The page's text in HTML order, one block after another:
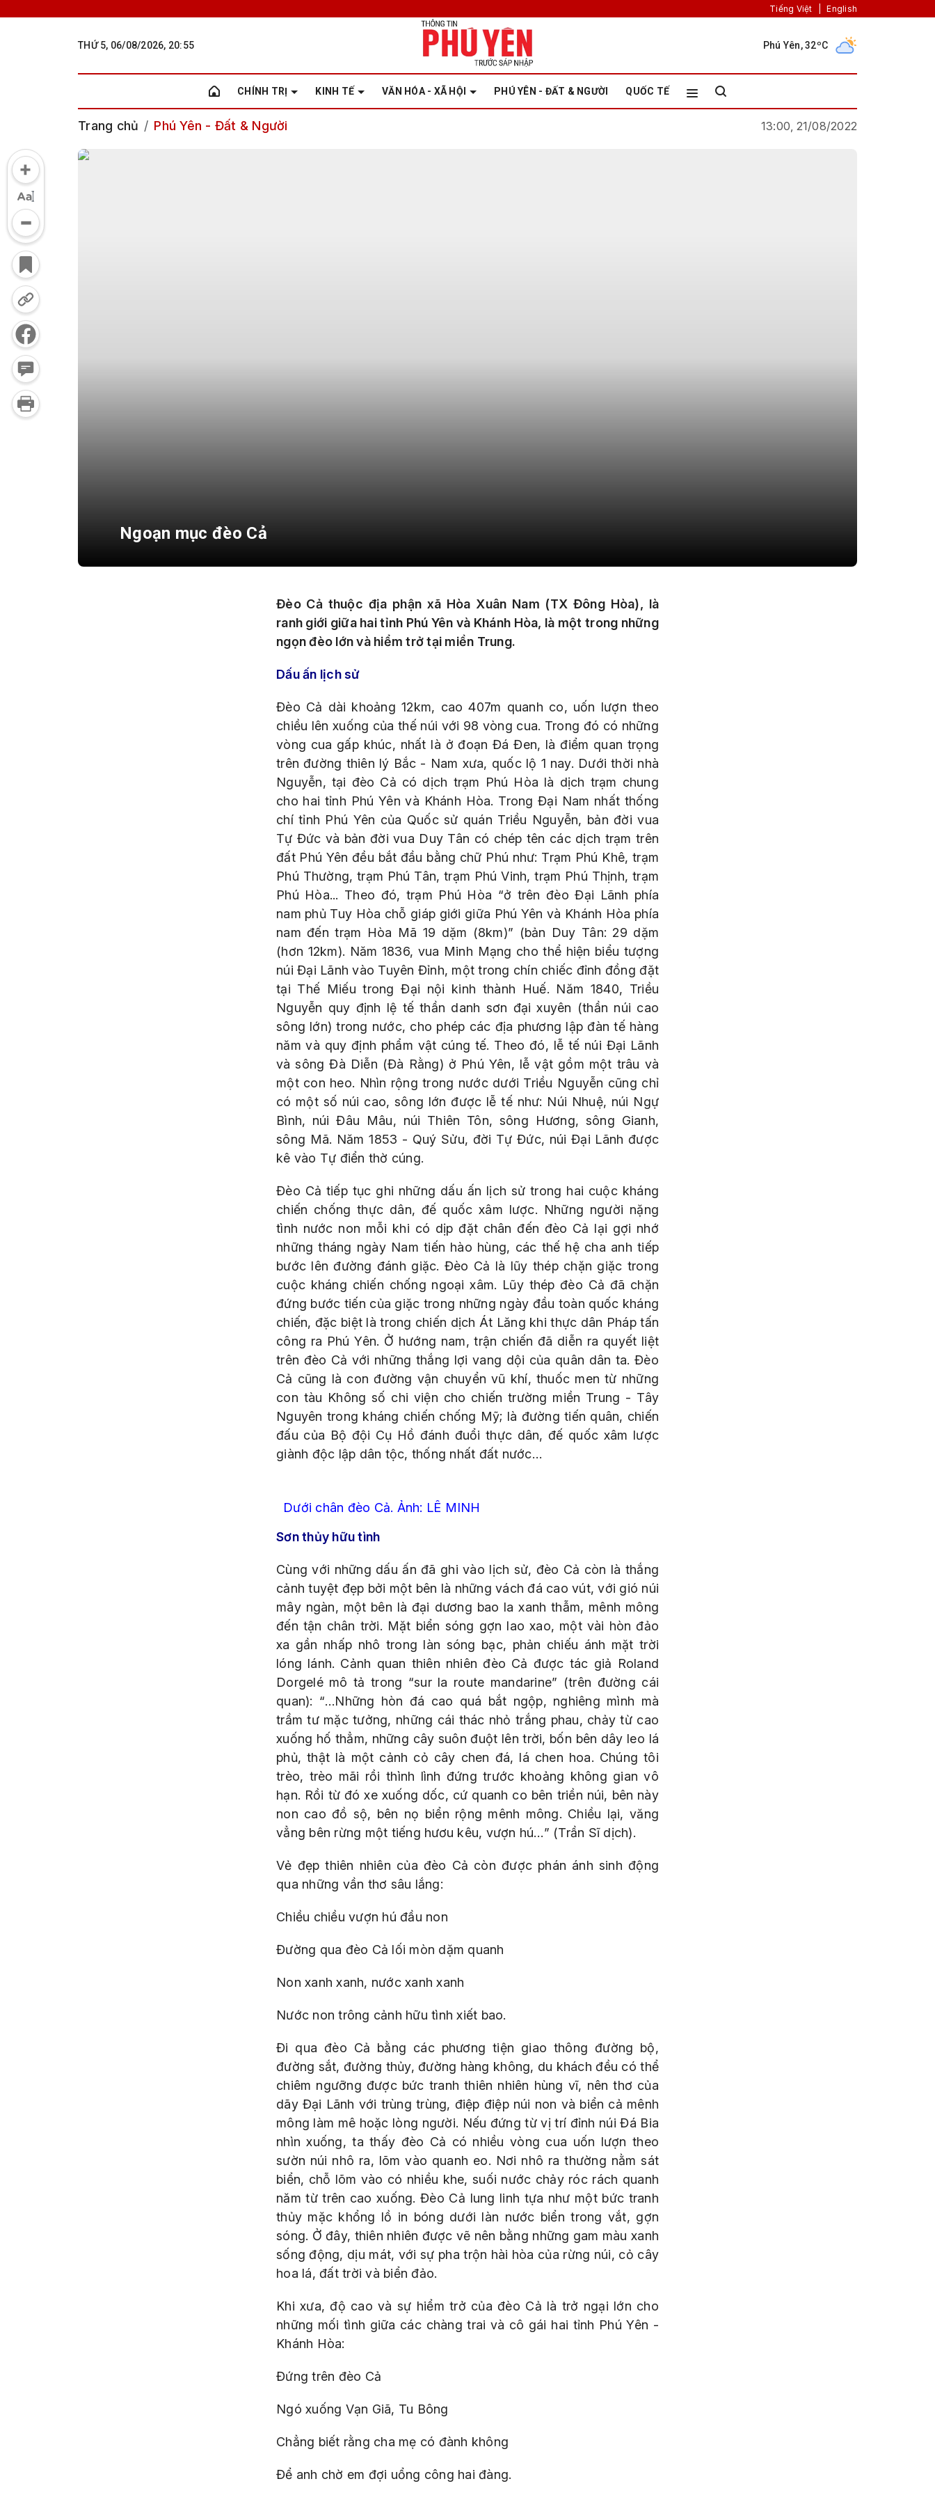
Tiếng Việt English
THỨ 5, 06/08/2026, 20:55 Phú Yên, 32ºC
CHÍNH TRỊ KINH TẾ VĂN HÓA - XÃ HỘI PHÚ YÊN - ĐẤT & NGƯỜI QUỐC TẾ
Trang chủ Phú Yên - Đất & Người 13:00, 21/08/2022
Ngoạn mục đèo Cả
Đèo Cả thuộc địa phận xã Hòa Xuân Nam (TX Đông Hòa), là
ranh giới giữa hai tỉnh Phú Yên và Khánh Hòa, là một trong những
ngọn đèo lớn và hiểm trở tại miền Trung.
Dấu ấn lịch sử
Đèo Cả dài khoảng 12km, cao 407m quanh co, uốn lượn theo
chiều lên xuống của thế núi với 98 vòng cua. Trong đó có những
vòng cua gấp khúc, nhất là ở đoạn Đá Đen, là điểm quan trọng
trên đường thiên lý Bắc - Nam xưa, quốc lộ 1 nay. Dưới thời nhà
Nguyễn, tại đèo Cả có dịch trạm Phú Hòa là dịch trạm chung
cho hai tỉnh Phú Yên và Khánh Hòa. TrongĐại Nam nhất thống
chítỉnh Phú Yên của Quốc sử quán Triều Nguyễn, bản đời vua
Tự Đức và bản đời vua Duy Tân có chép tên các dịch trạm trên
đất Phú Yên đều bắt đầu bằng chữ Phú như: Trạm Phú Khê, trạm
Phú Thường, trạm Phú Tân, trạm Phú Vinh, trạm Phú Thịnh, trạm
Phú Hòa... Theo đó, trạm Phú Hòa “ở trên đèo Đại Lãnh phía
nam phủ Tuy Hòa chỗ giáp giới giữa Phú Yên và Khánh Hòa phía
nam đến trạm Hòa Mã 19 dặm (8km)” (bản Duy Tân: 29 dặm
(hơn 12km). Năm 1836, vua Minh Mạng cho thể hiện biểu tượng
núi Đại Lãnh vào Tuyên Đỉnh, một trong chín chiếc đỉnh đồng đặt
tại Thế Miếu trong Đại nội kinh thành Huế. Năm 1840, Triều
Nguyễn quy định lệ tế thần danh sơn đại xuyên (thần núi cao
sông lớn) trong nước, cho phép các địa phương lập đàn tế hàng
năm và quy định phẩm vật cúng tế. Theo đó, lễ tế núi Đại Lãnh
và sông Đà Diễn (Đà Rằng) ở Phú Yên, lễ vật gồm một trâu và
một con heo. Nhìn rộng trong nước dưới Triều Nguyễn cũng chỉ
có một số núi cao, sông lớn được lễ tế như: Núi Nhuệ, núi Ngự
Bình, núi Đâu Mâu, núi Thiên Tôn, sông Hương, sông Gianh,
sông Mã. Năm 1853 - Quý Sửu, đời Tự Đức, núi Đại Lãnh được
kê vào Tự điển thờ cúng.
Đèo Cả tiếp tục ghi những dấu ấn lịch sử trong hai cuộc kháng
chiến chống thực dân, đế quốc xâm lược. Những người nặng
tình nước non mỗi khi có dịp đặt chân đến đèo Cả lại gợi nhớ
những tháng ngày Nam tiến hào hùng, các thế hệ cha anh tiếp
bước lên đường đánh giặc. Đèo Cả là lũy thép chặn giặc trong
cuộc kháng chiến chống ngoại xâm. Lũy thép đèo Cả đã chặn
đứng bước tiến của giặc trong những ngày đầu toàn quốc kháng
chiến, đặc biệt là trong chiến dịch Át Lăng khi thực dân Pháp tấn
công ra Phú Yên. Ở hướng nam, trận chiến đã diễn ra quyết liệt
trên đèo Cả với những thắng lợi vang dội của quân dân ta. Đèo
Cả cũng là con đường vận chuyển vũ khí, thuốc men từ những
con tàu Không số chi viện cho chiến trường miền Trung - Tây
Nguyên trong kháng chiến chống Mỹ; là đường tiến quân, chiến
đấu của Bộ đội Cụ Hồ đánh đuổi thực dân, đế quốc xâm lược
giành độc lập dân tộc, thống nhất đất nước…
Dưới chân đèo Cả. Ảnh: LÊ MINH
Sơn thủy hữu tình
Cùng với những dấu ấn đã ghi vào lịch sử, đèo Cả còn là thắng
cảnh tuyệt đẹp bởi một bên là những vách đá cao vút, với gió núi
mây ngàn, một bên là đại dương bao la xanh thẫm, mênh mông
đến tận chân trời. Mặt biển sóng gợn lao xao, một vài hòn đảo
xa gần nhấp nhô trong làn sóng bạc, phản chiếu ánh mặt trời
lóng lánh. Cảnh quan thiên nhiên đèo Cả được tác giả Roland
Dorgelé mô tả trong “sur la route mandarine” (trên đường cái
quan): “…Những hòn đá cao quá bắt ngộp, nghiêng mình mà
trầm tư mặc tưởng, những cái thác nhỏ trắng phau, chảy từ cao
xuống hố thẳm, những cây suôn đuột lên trời, bốn bên dây leo lá
phủ, thật là một cảnh cỏ cây chen đá, lá chen hoa. Chúng tôi
trèo, trèo mãi rồi thình lình đứng trước khoảng không gian vô
hạn. Rồi từ đó xe xuống dốc, cứ quanh co bên triền núi, bên này
non cao đồ sộ, bên nọ biển rộng mênh mông. Chiều lại, văng
vẳng bên rừng một tiếng hươu kêu, vượn hú…” (Trần Sĩ dịch).
Vẻ đẹp thiên nhiên của đèo Cả còn được phán ánh sinh động
qua những vần thơ sâu lắng:
Chiều chiều vượn hú đầu non
Đường qua đèo Cả lối mòn dặm quanh
Non xanh xanh, nước xanh xanh
Nước non trông cảnh hữu tình xiết bao.
Đi qua đèo Cả bằng các phương tiện giao thông đường bộ,
đường sắt, đường thủy, đường hàng không, du khách đều có thể
chiêm ngưỡng được bức tranh thiên nhiên hùng vĩ, nên thơ của
dãy Đại Lãnh với trùng trùng, điệp điệp núi non và biển cả mênh
mông làm mê hoặc lòng người. Nếu đứng từ vị trí đỉnh núi Đá Bia
nhìn xuống, ta thấy đèo Cả có nhiều vòng cua uốn lượn theo
sườn núi nhô ra, lõm vào quanh eo. Nơi nhô ra thường nằm sát
biển, chỗ lõm vào có nhiều khe, suối nước chảy róc rách quanh
năm từ trên cao xuống. Đèo Cả lung linh tựa như một bức tranh
thủy mặc khổng lồ in bóng dưới làn nước biển trong vắt, gợn
sóng. Ở đây, thiên nhiên được vẽ nên bằng những gam màu xanh
sống động, dịu mát, với sự pha trộn hài hòa của rừng núi, cỏ cây
hoa lá, đất trời và biển đảo.
Khi xưa, độ cao và sự hiểm trở của đèo Cả là trở ngại lớn cho
những mối tình giữa các chàng trai và cô gái hai tỉnh Phú Yên -
Khánh Hòa:
Đứng trên đèo Cả
Ngó xuống Vạn Giã, Tu Bông
Chẳng biết rằng cha mẹ có đành không
Để anh chờ em đợi uổng công hai đàng.